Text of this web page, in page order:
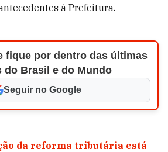
à Prefeitura.
fique por dentro das últimas
do Brasil e do Mundo
Seguir no Google
da reforma tributária está